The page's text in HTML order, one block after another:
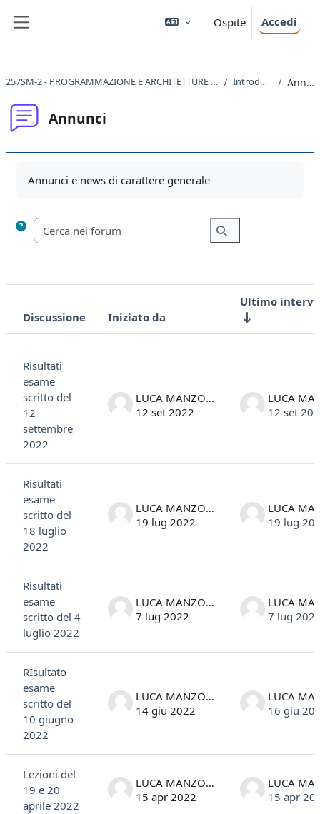
Ospite Accedi
257SM-2 - PROGRAMMAZIONE E ARCHITETTURE DEGLI ELABORATORI - mod. B 2021 Introduzione Annunci
Annunci
Annunci e news di carattere generale
Cerca nei forum
Cerca nei forum
Stato
Discussione Iniziato da
Ultimo
Risultati
esame
scritto del
12
settembre
2022
LUCA MANZONI
12 set 2022
12 set
Risultati
esame
scritto del
18 luglio
2022
LUCA MANZONI
19 lug 2022
19 lug
Risultati
esame
scritto del 4
luglio 2022
LUCA MANZONI
7 lug 2022
7 lug
RIsultato
esame
scritto del
10 giugno
2022
LUCA MANZONI
14 giu 2022
16 giu
Lezioni del
19 e 20
aprile 2022
LUCA MANZONI
15 apr 2022
15 apr